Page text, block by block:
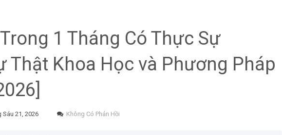
1 Tháng Có Thực Sự
Thật Khoa Học và Phương Pháp
Sáu 21, 2026 Không Có Phản Hồi